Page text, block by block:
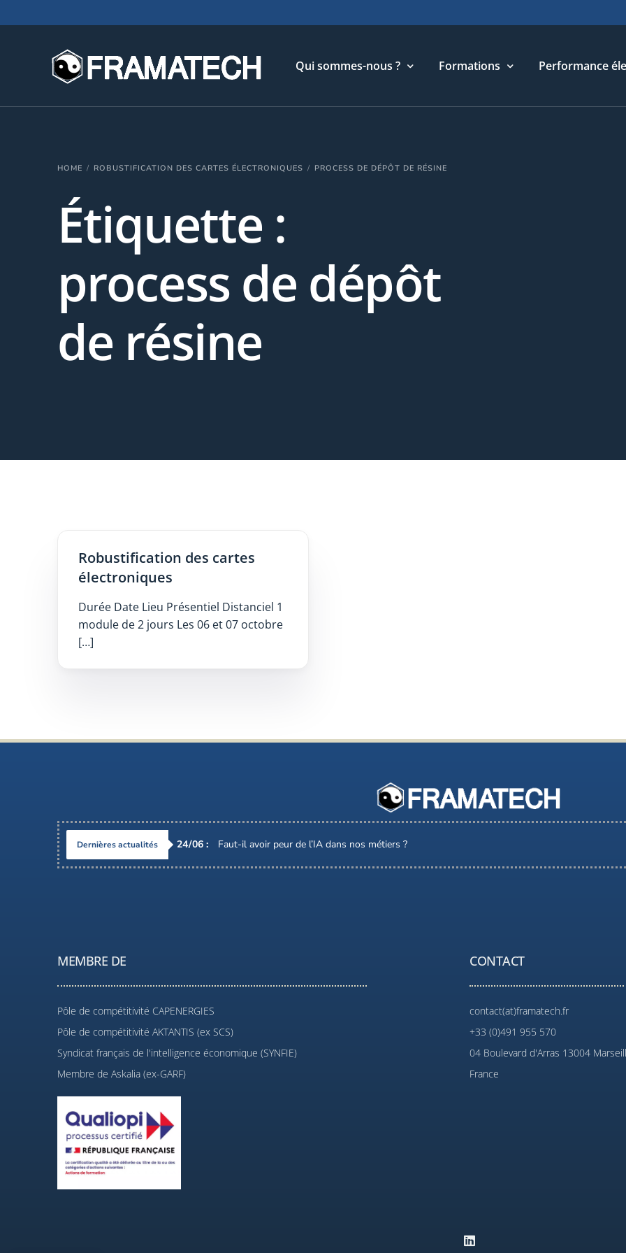
Qui sommes-nous ?
Notre métier
Formations
Cycle Relations Interculturelles
Performance
HOME ROBUSTIFICATION DES CARTES ÉLECTRONIQUES PROCESS DE DÉPÔT DE RÉSINE
Étiquette :
process de dépôt
de résine
Robustification des cartes
électroniques
Durée Date Lieu Présentiel Distanciel 1
module de 2 jours Les 06 et 07 octobre
[…]
Dernières actualités 24/06 : Faut-il avoir peur de l’IA dans nos métiers ?
MEMBRE DE
Pôle de compétitivité CAPENERGIES
Pôle de compétitivité AKTANTIS (ex SCS)
Syndicat français de l'intelligence économique (SYNFIE)
Membre de Askalia (ex-GARF)
CONTACT
contact(at)framatech.fr
+33 (0)491 955 570
04 Boulevard d'Arras 13004
France